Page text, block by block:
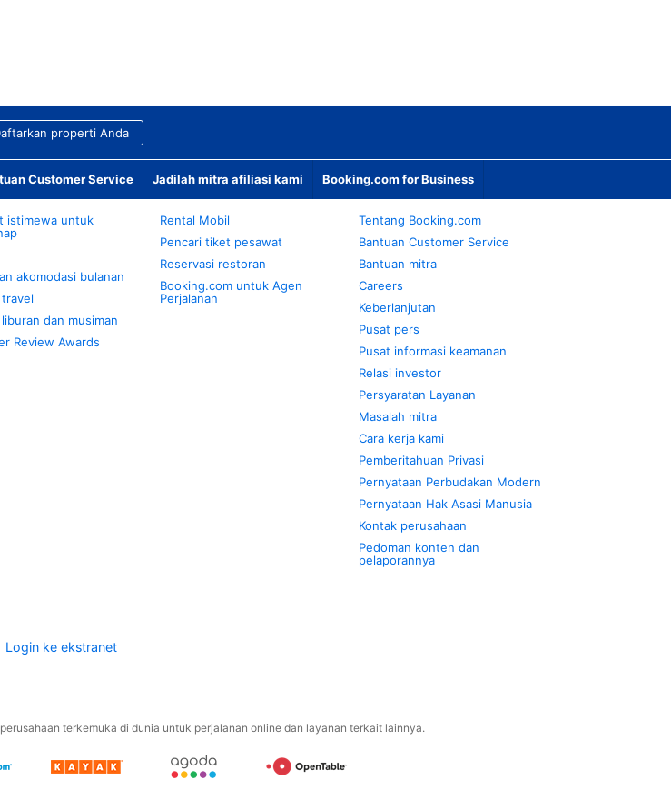
properti Anda
Customer Service Jadilah mitra afiliasi kami Booking.com for Business
istimewa untuk
akomodasi bulanan
dan musiman
Review Awards
Rental Mobil
Pencari tiket pesawat
Reservasi restoran
Booking.com untuk Agen
Perjalanan
Tentang Booking.com
Bantuan Customer Service
Bantuan mitra
Careers
Keberlanjutan
Pusat pers
Pusat informasi keamanan
Relasi investor
Persyaratan Layanan
Masalah mitra
Cara kerja kami
Pemberitahuan Privasi
Pernyataan Perbudakan Modern
Pernyataan Hak Asasi Manusia
Kontak perusahaan
Pedoman konten dan
pelaporannya
Login ke ekstranet
terkemuka di dunia untuk perjalanan online dan layanan terkait lainnya.